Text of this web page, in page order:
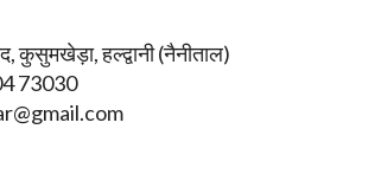
कुसुमखेड़ा, हल्द्वानी (नैनीताल)
73030